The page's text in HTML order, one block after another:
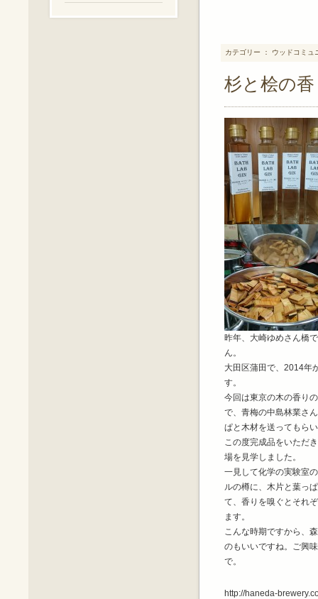
カテゴリー ： ウッドコミュ
杉と桧の
昨年、大崎ゆめさん橋
ん。
大田区蒲田で、2014年
す。
今回は東京の木の香り
で、青梅の中島林業さ
ぱと木材を送ってもら
この度完成品をいただ
場を見学しました。
一見して化学の実験室
ルの樽に、木片と葉っ
て、香りを嗅ぐとそれ
ます。
こんな時期ですから、
のもいいですね。ご興
で。
http://haneda-